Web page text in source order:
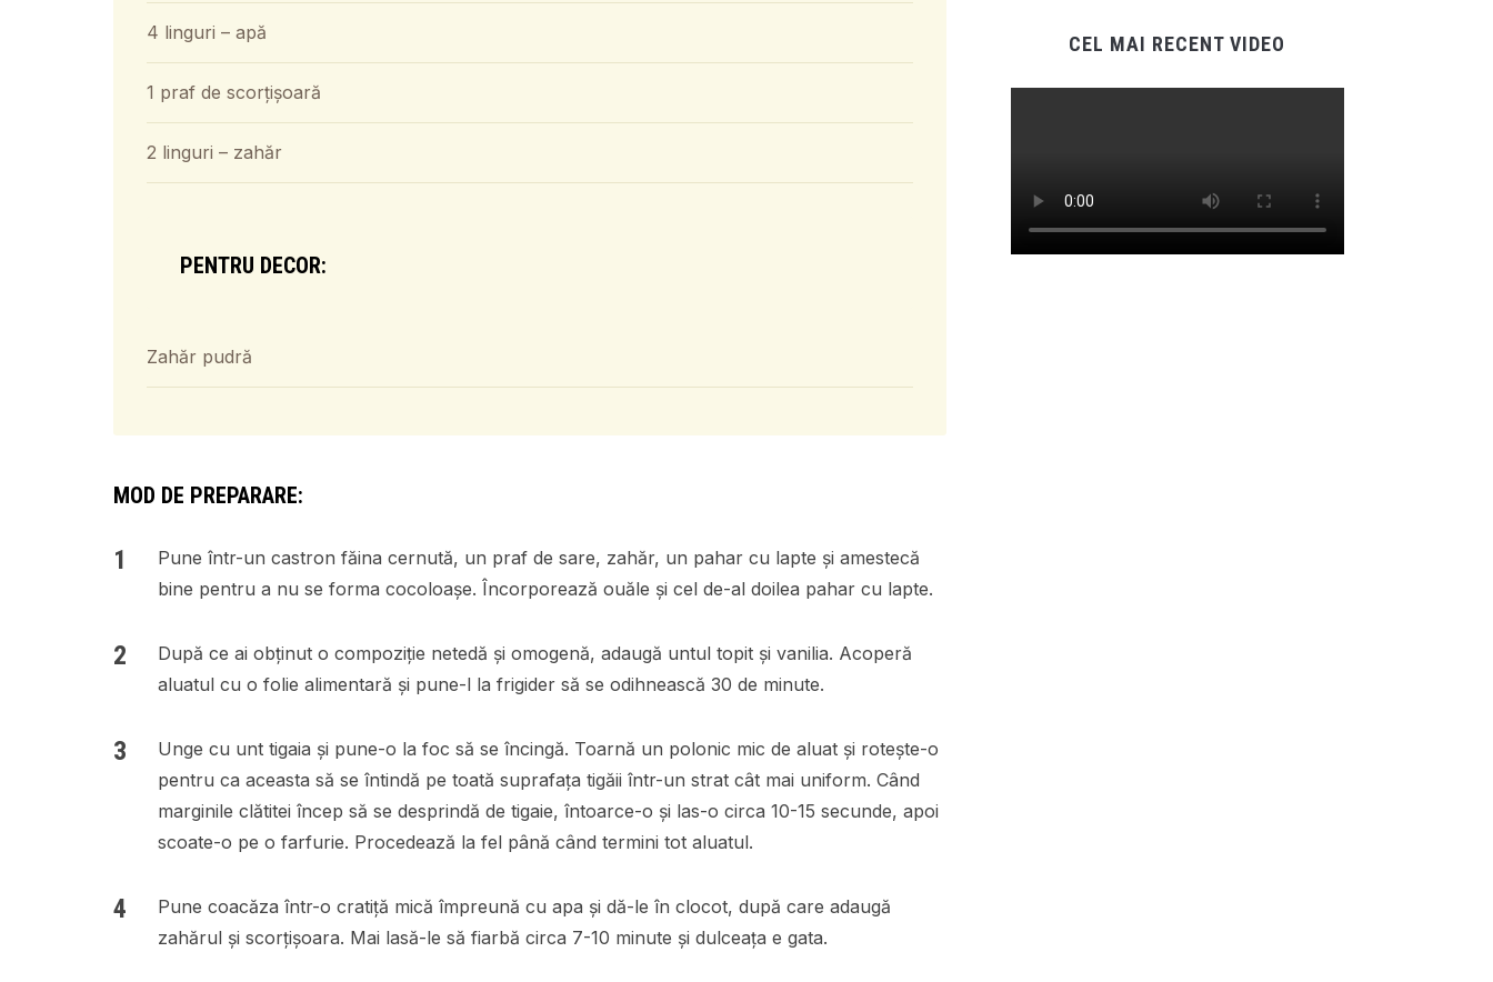
4 linguri – apă
1 praf de scorțișoară
2 linguri – zahăr
PENTRU DECOR:
Zahăr pudră
MOD DE PREPARARE:
Pune într-un castron făina cernută, un praf de sare, zahăr, un pahar cu lapte și amestecă
bine pentru a nu se forma cocoloașe. Încorporează ouăle și cel de-al doilea pahar cu lapte.
După ce ai obținut o compoziție netedă și omogenă, adaugă untul topit și vanilia. Acoperă
aluatul cu o folie alimentară și pune-l la frigider să se odihnească 30 de minute.
Unge cu unt tigaia și pune-o la foc să se încingă. Toarnă un polonic mic de aluat și rotește-o
pentru ca aceasta să se întindă pe toată suprafața tigăii într-un strat cât mai uniform. Când
marginile clătitei încep să se desprindă de tigaie, întoarce-o și las-o circa 10-15 secunde, apoi
scoate-o pe o farfurie. Procedează la fel până când termini tot aluatul.
Pune coacăza într-o cratiță mică împreună cu apa și dă-le în clocot, după care adaugă
zahărul și scorțișoara. Mai lasă-le să fiarbă circa 7-10 minute și dulceața e gata.
CEL MAI RECENT VIDEO